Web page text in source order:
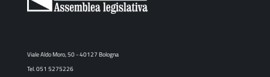
Viale Aldo Moro, 50 - 40127 Bologna
Tel. 051 5275226